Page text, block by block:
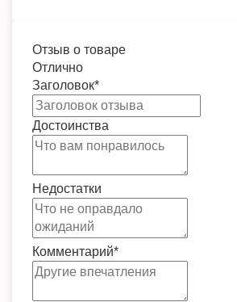
Отзыв о товаре
Отлично
Заголовок*
Достоинства
Недостатки
Комментарий*